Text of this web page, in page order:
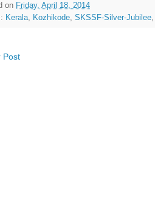
on Friday, April 18, 2014
Kerala Kozhikode SKSSF-Silver-Jubilee
Post